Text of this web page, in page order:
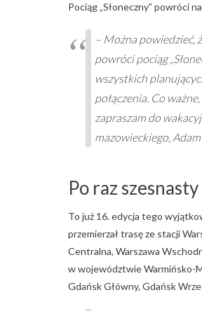
Pociąg „Słoneczny” powróci
– Można powiedzieć,
powróci pociąg
wszystkich
połączenia. Co
zapraszam do
mazowieckiego,
Po raz szesnasty
To już 16. edycja tego
przemierzał trasę ze stacji
Centralna, Warszawa
w województwie Warmińsko-
Gdańsk Główny, Gdańsk